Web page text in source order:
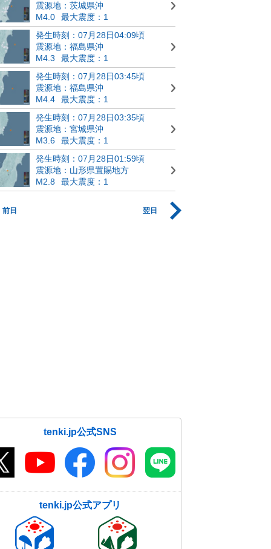
震源地：茨城県沖
M4.0
最大震度：1
発生時刻：07月28日04:09頃
震源地：福島県沖
M4.3
最大震度：1
発生時刻：07月28日03:45頃
震源地：福島県沖
M4.4
最大震度：1
発生時刻：07月28日03:35頃
震源地：宮城県沖
M3.6
最大震度：1
発生時刻：07月28日01:59頃
震源地：山形県置賜地方
M2.8
最大震度：1
前日 翌日
tenki.jp公式SNS
tenki.jp公式アプリ